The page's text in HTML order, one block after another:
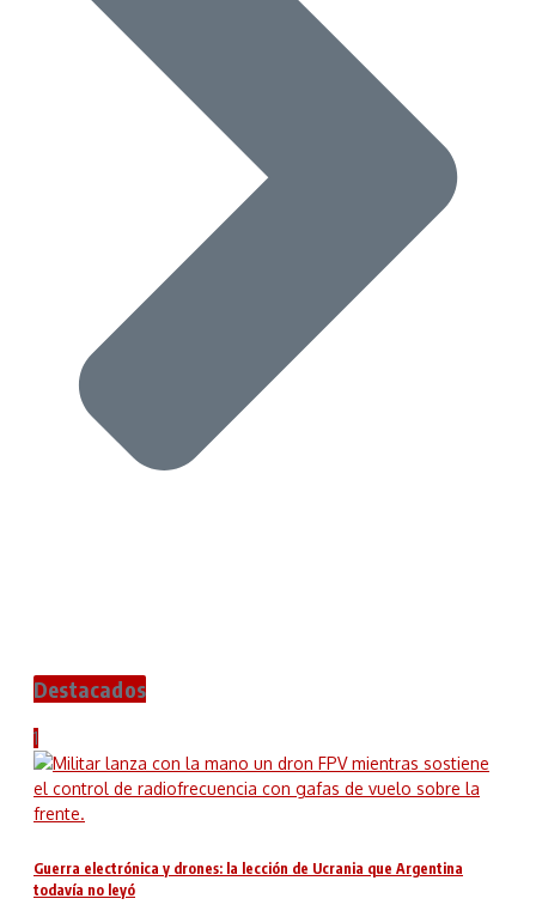
Destacados
1
Guerra electrónica y drones: la lección de Ucrania que Argentina
todavía no leyó